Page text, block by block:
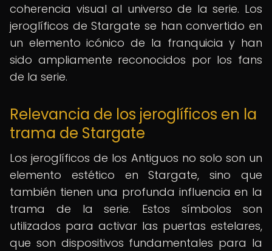
coherencia visual al universo de la serie. Los
jeroglíficos de Stargate se han convertido en
un elemento icónico de la franquicia y han
sido ampliamente reconocidos por los fans
de la serie.
Relevancia de los jeroglíficos en la
trama de Stargate
Los jeroglíficos de los Antiguos no solo son un
elemento estético en Stargate, sino que
también tienen una profunda influencia en la
trama de la serie. Estos símbolos son
utilizados para activar las puertas estelares,
que son dispositivos fundamentales para la